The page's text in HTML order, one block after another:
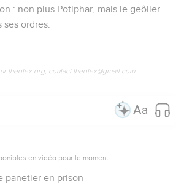
: non plus Potiphar, mais le geôlier
ordres.
theotex.org, contact theotex@gmail.com
en vidéo pour le moment.
panetier en prison